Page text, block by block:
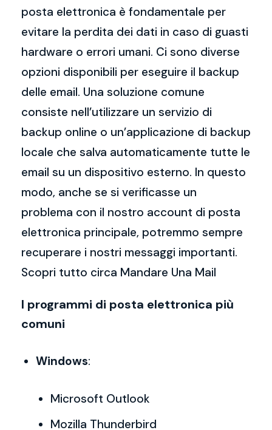
posta elettronica è fondamentale per
evitare la perdita dei dati in caso di guasti
hardware o errori umani. Ci sono diverse
opzioni disponibili per eseguire il backup
delle email. Una soluzione comune
consiste nell’utilizzare un servizio di
backup online o un’applicazione di backup
locale che salva automaticamente tutte le
email su un dispositivo esterno. In questo
modo, anche se si verificasse un
problema con il nostro account di posta
elettronica principale, potremmo sempre
recuperare i nostri messaggi importanti.
Scopri tutto circa Mandare Una Mail
I programmi di posta elettronica più
comuni
Windows:
Microsoft Outlook
Mozilla Thunderbird